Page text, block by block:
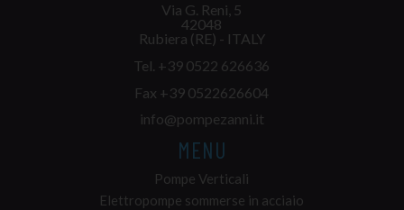
Via G. Reni, 5
42048
Rubiera (RE) - ITALY
Tel. +39 0522 626636
Fax +39 0522626604
info@pompezanni.it
MENU
Pompe Verticali
Elettropompe sommerse in acciaio